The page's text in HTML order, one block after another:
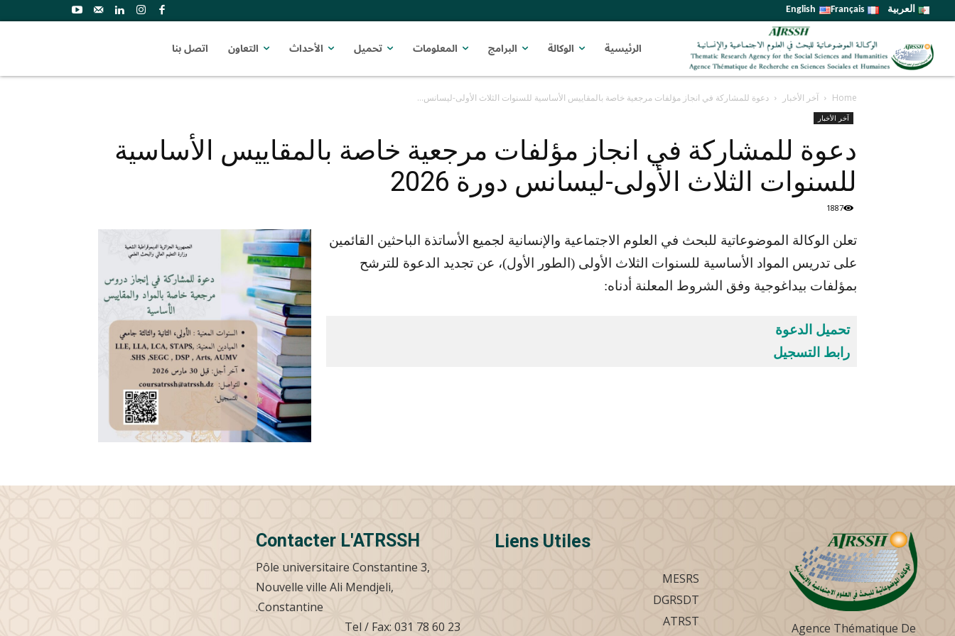
العربية Français
English
الرئيسية الوكالة البرامج المعلومات تحميل الأحداث التعاون اتصل بنا
Home آخر الأخبار دعوة للمشاركة في انجاز مؤلفات مرجعية خاصة بالمقاييس الأساسية للسنوات الثلاث الأولى-ليسانس...
آخر الأخبار
دعوة للمشاركة في انجاز مؤلفات مرجعية خاصة بالمقاييس الأساسية
للسنوات الثلاث الأولى-ليسانس دورة 2026
1887
تعلن الوكالة الموضوعاتية للبحث في العلوم الاجتماعية والإنسانية لجميع الأساتذة الباحثين القائمين
على تدريس المواد الأساسية للسنوات الثلاث الأولى (الطور الأول)، عن تجديد الدعوة للترشح
بمؤلفات بيداغوجية وفق الشروط المعلنة أدناه:
تحميل الدعوة
رابط التسجيل
Agence Thématique De
Liens Utiles
MESRS
DGRSDT
ATRST
Contacter L'ATRSSH
Pôle universitaire Constantine 3,
Nouvelle ville Ali Mendjeli,
Constantine.
Tel / Fax: 031 78 60 23